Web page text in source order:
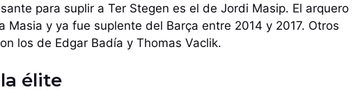
para suplir a Ter Stegen es el de Jordi Masip. El arquero
Masia y ya fue suplente del Barça entre 2014 y 2017. Otros
los de Edgar Badía y Thomas Vaclik.
élite